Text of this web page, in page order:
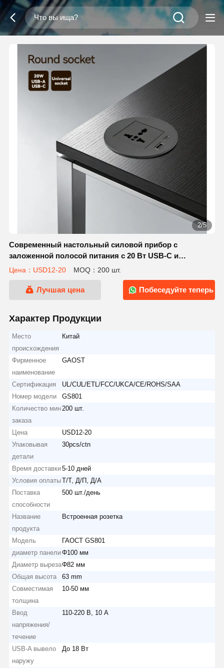
2/5
Современный настольный силовой прибор с
заложенной полосой питания с 20 Вт USB-C и
огнеупорным пластмассовым устройством для
Цена：USD12-20 MOQ：200 шт.
Лучшая цена Побеседуйте теперь
Характер Продукции
Место
происхождения
Китай
Фирменное
наименование
GAOST
Сертификация
UL/CUL/ETL/FCC/UKCA/CE/ROHS/SAA
Номер модели
GS801
Количество мин
заказа
200 шт.
Цена
USD12-20
Упаковывая
детали
30pcs/ctn
Время доставки5-10 дней
Условия оплатыТ/Т, Д/П, Д/А
Поставка
способности
500 шт./день
Название
продукта
Встроенная розетка
Модель
ГАОСТ GS801
диаметр панелиΦ100 мм
Диаметр вырезаΦ82 мм
Общая высота
63 mm
Совместимая
толщина
10-50 мм
Ввод
напряжения/
течение
110-220 В, 10 А
USB-A вывело
наружу
До 18 Вт